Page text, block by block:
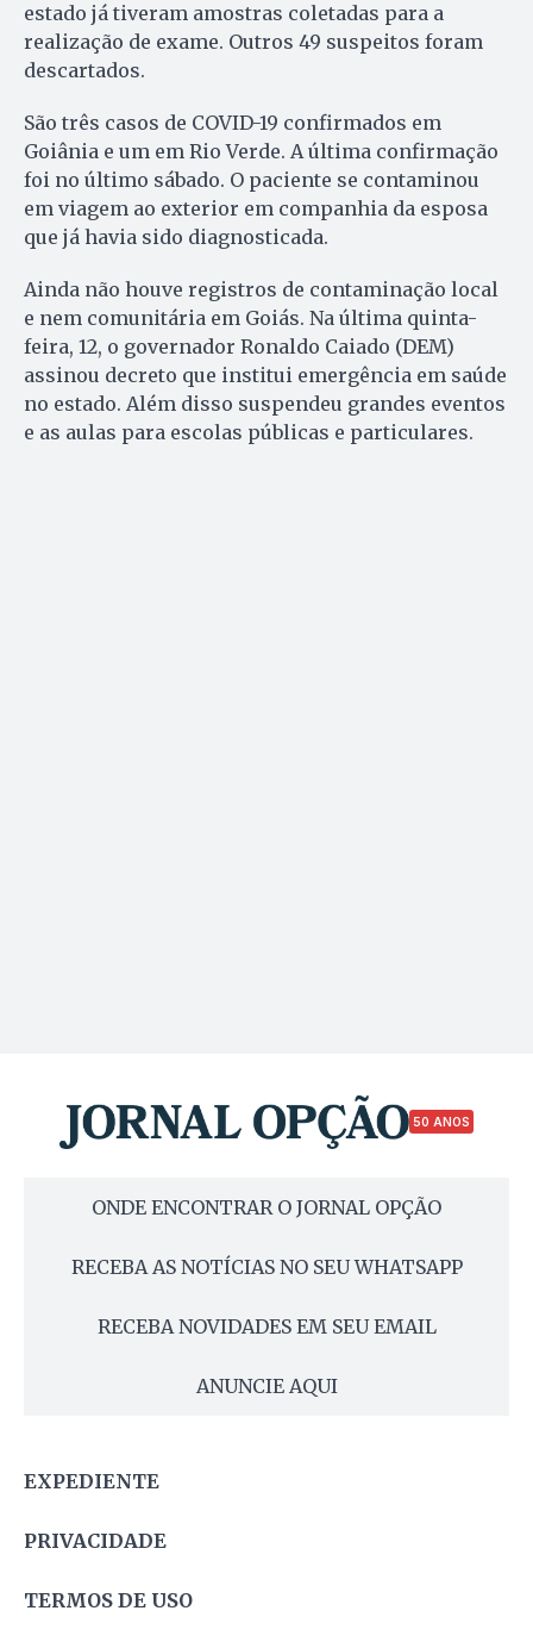
estado já tiveram amostras coletadas para a
realização de exame. Outros 49 suspeitos foram
descartados.
São três casos de COVID-19 confirmados em
Goiânia e um em Rio Verde. A última confirmação
foi no último sábado. O paciente se contaminou
em viagem ao exterior em companhia da esposa
que já havia sido diagnosticada.
Ainda não houve registros de contaminação local
e nem comunitária em Goiás. Na última quinta-
feira, 12, o governador Ronaldo Caiado (DEM)
assinou decreto que institui emergência em saúde
no estado. Além disso suspendeu grandes eventos
e as aulas para escolas públicas e particulares.
50 ANOS
ONDE ENCONTRAR O JORNAL OPÇÃO
RECEBA AS NOTÍCIAS NO SEU WHATSAPP
RECEBA NOVIDADES EM SEU EMAIL
ANUNCIE AQUI
EXPEDIENTE
PRIVACIDADE
TERMOS DE USO